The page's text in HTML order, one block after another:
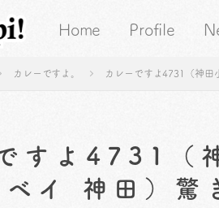
Home Profile
カレーですよ。 カレーですよ4731（神
すよ4731（
イ 神田）驚